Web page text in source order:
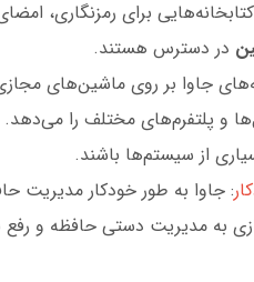
برای رمزنگاری،
در دسترس هستند.
و پلتفرم‌های مختلف را
از سیستم‌ها باشند.
: جاوا به طور خودکار مدیریت
به مدیریت دستی حافظه و